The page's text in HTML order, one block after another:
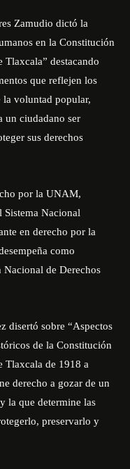
Zamudio dictó la
en la Constitución
Tlaxcala” destacando
que reflejen los
la voluntad popular,
un ciudadano ser
sus derechos
por la UNAM,
Nacional
en derecho por la
como
de Derechos
disertó sobre “Aspectos
de la Constitución
Tlaxcala de 1918 a
derecho a gozar de un
la que determine las
preservarlo y